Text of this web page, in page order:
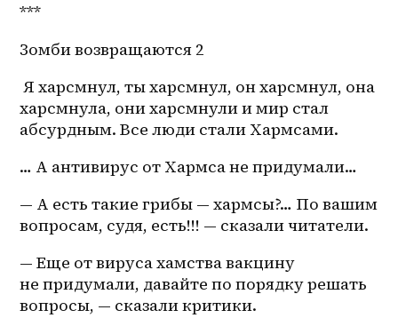
***
Зомби возвращаются 2
Я харсмнул, ты харсмнул, он харсмнул, она
харсмнула, они харсмнули и мир стал
абсурдным. Все люди стали Хармсами.
… А антивирус от Хармса не придумали…
— А есть такие грибы — хармсы?… По вашим
вопросам, судя, есть!!! — сказали читатели.
— Еще от вируса хамства вакцину
не придумали, давайте по порядку решать
вопросы, — сказали критики.